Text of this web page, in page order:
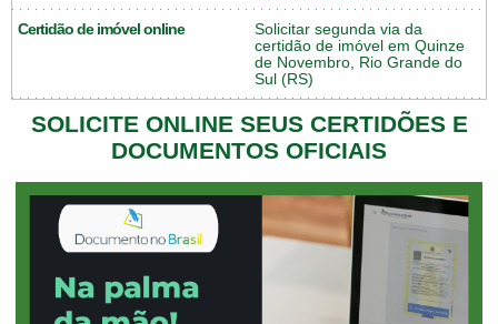
Certidão de imóvel online
Solicitar segunda via da
certidão de imóvel em Quinze
de Novembro, Rio Grande do
Sul (RS)
SOLICITE ONLINE SEUS CERTIDÕES E
DOCUMENTOS OFICIAIS